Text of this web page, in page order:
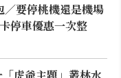
要停桃機還是機場
停車優惠一次整
「虎爺主題」叢林水